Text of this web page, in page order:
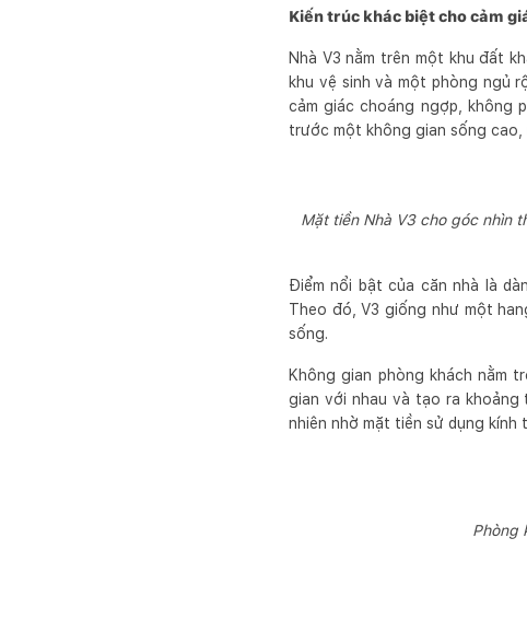
Kiến trúc khác biệt cho cảm
Nhà V3 nằm trên một khu đất
khu vệ sinh và một phòng ngủ
cảm giác choáng ngợp, không
trước một không gian sống
Mặt tiền Nhà V3 cho góc nhìn
Điểm nổi bật của căn nhà là
Theo đó, V3 giống như một
sống.
Không gian phòng khách nằm
gian với nhau và tạo ra
nhiên nhờ mặt tiền sử dụng kính
Phòng